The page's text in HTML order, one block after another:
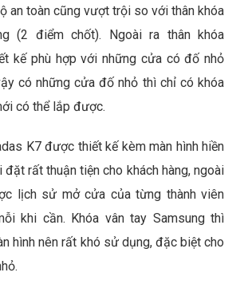
an toàn cũng vượt trội so với thân khóa
(2 điểm chốt). Ngoài ra thân khóa
kế phù hợp với những cửa có đố nhỏ
có những cửa đố nhỏ thì chỉ có khóa
có thể lắp được.
K7 được thiết kế kèm màn hình hiền
rất thuận tiện cho khách hàng, ngoài
lịch sử mở cửa của từng thành viên
khi cần. Khóa vân tay Samsung thì
hình nên rất khó sử dụng, đặc biệt cho